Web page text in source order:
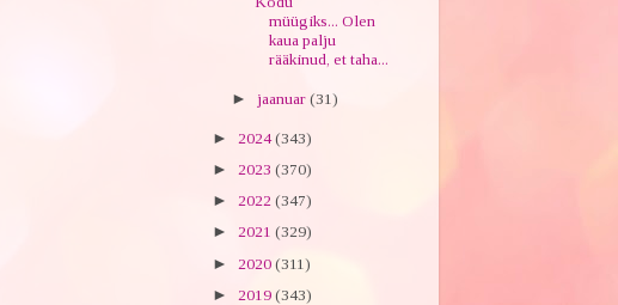
müügiks... Olen
kaua palju
rääkinud, et taha...
► jaanuar (31)
► 2024(343)
► 2023 (370)
► 2022 (347)
► 2021 (329)
► 2020 (311)
► 2019 (343)